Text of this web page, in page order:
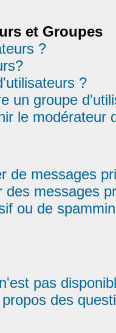
et Groupes
?
?
un groupe
le modérateur
de messages
des messages
ou de
pas
des